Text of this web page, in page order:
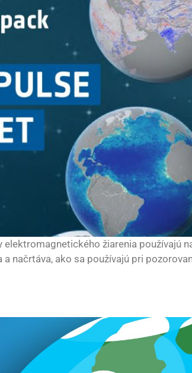
žiarenia používajú
ako sa používajú pri